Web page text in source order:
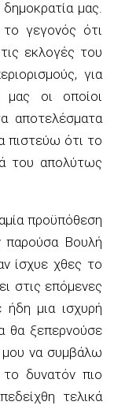
μας.
γεγονός ότι
εκλογές του
για
οι οποίοι
αποτελέσματα
πιστεύω ότι το
του απολύτως
προϋπόθεση
παρούσα Βουλή
ίσχυε χθες το
στις επόμενες
μια ισχυρή
θα ξεπερνούσε
να συμβάλω
δυνατόν πιο
τελικά